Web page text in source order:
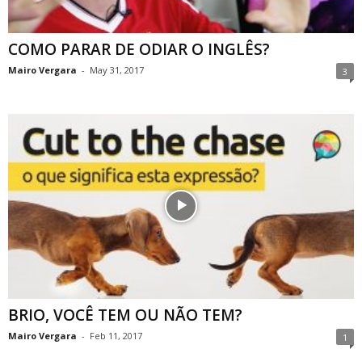
COMO PARAR DE ODIAR O INGLÊS?
Mairo Vergara - May 31, 2017 3
BRIO, VOCÊ TEM OU NÃO TEM?
Mairo Vergara - Feb 11, 2017 1